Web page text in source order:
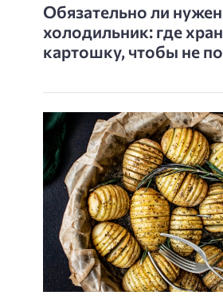
Обязательно ли нужен
холодильник: где
картошку, чтобы не